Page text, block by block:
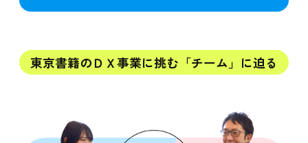
東京書籍のＤＸ事業に挑む「チーム」に迫る